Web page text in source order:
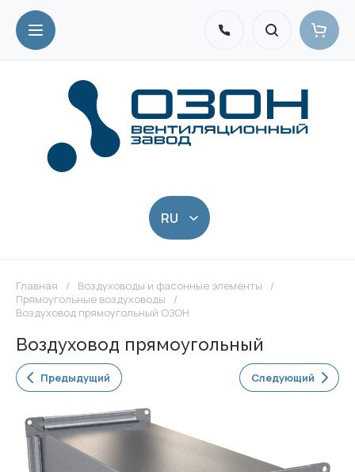
Главная / Воздуховоды и фасонные элементы
/
Прямоугольные воздуховоды
/
Воздуховод прямоугольный ОЗОН
Воздуховод прямоугольный
Предыдущий Следующий